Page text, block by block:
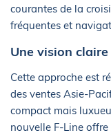
courantes de la
fréquentes et
Une vision
Cette approche est
des ventes Asie-
compact mais
nouvelle F-Line offre